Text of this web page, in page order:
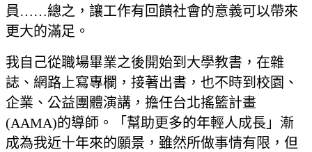
員……總之，讓工作有回饋社會的意義可以帶來
更大的滿足。
我自己從職場畢業之後開始到大學教書，在雜
誌、網路上寫專欄，接著出書，也不時到校園、
企業、公益團體演講，擔任台北搖籃計畫
(AAMA)的導師。「幫助更多的年輕人成長」漸
成為我近十年來的願景，雖然所做事情有限，但